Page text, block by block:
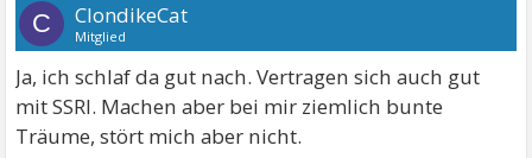
C ClondikeCat
Mitglied
Ja, ich schlaf da gut nach. Vertragen sich auch gut
mit SSRI. Machen aber bei mir ziemlich bunte
Träume, stört mich aber nicht.